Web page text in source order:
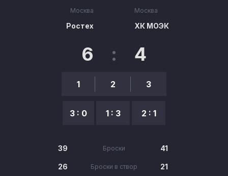
Москва
Ростех
6 : 4
1
3 : 0
2
1 : 3
3
2 : 1
Москва
ХК МОЭК
39 Броски 41
26 Броски в створ 21